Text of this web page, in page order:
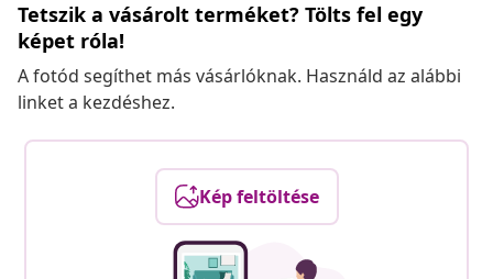
Tetszik a vásárolt terméket? Tölts fel egy
képet róla!
A fotód segíthet más vásárlóknak. Használd az alábbi
linket a kezdéshez.
Kép feltöltése